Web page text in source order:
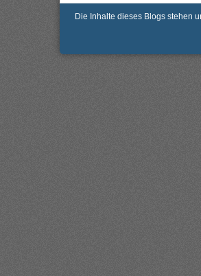
Die Inhalte dieses Blogs stehen